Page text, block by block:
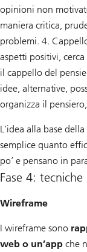
opinioni non
maniera critica,
problemi. 4.
aspetti positivi,
il cappello del
idee, alternative,
organizza il
L’idea alla base
semplice quanto
po’ e pensano in
Fase 4:
Wireframe
I wireframe sono
web o un’app che